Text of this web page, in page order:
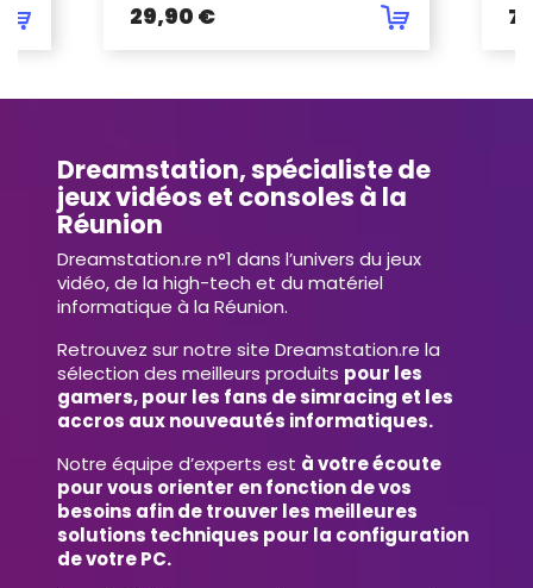
29,90 €
Dreamstation, spécialiste de
jeux vidéos et consoles à la
Réunion
Dreamstation.re n°1 dans l’univers du jeux
vidéo, de la high-tech et du matériel
informatique à la Réunion.
Retrouvez sur notre site Dreamstation.re la
sélection des meilleurs produits pour les
gamers, pour les fans de simracing et les
accros aux nouveautés informatiques.
Notre équipe d’experts est à votre écoute
pour vous orienter en fonction de vos
besoins afin de trouver les meilleures
solutions techniques pour la configuration
de votre PC.